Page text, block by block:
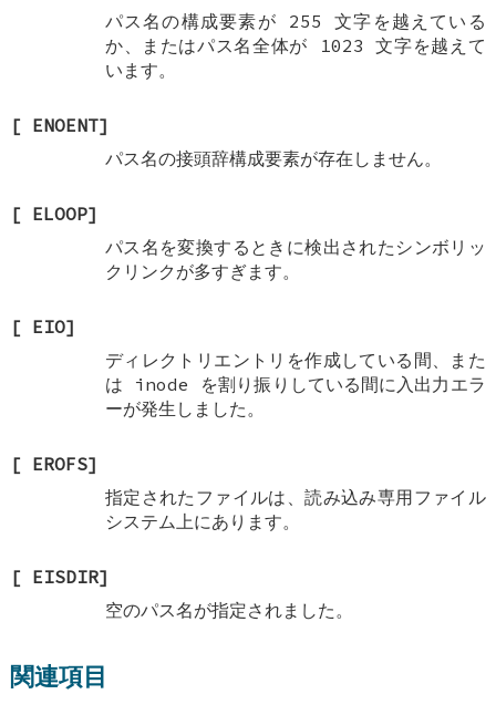
パス名の構成要素が 255 文字を越えている
か、またはパス名全体が 1023 文字を越えて
います。
[ ENOENT]
パス名の接頭辞構成要素が存在しません。
[ ELOOP]
パス名を変換するときに検出されたシンボリッ
クリンクが多すぎます。
[ EIO]
ディレクトリエントリを作成している間、また
は inode を割り振りしている間に入出力エラ
ーが発生しました。
[ EROFS]
指定されたファイルは、読み込み専用ファイル
システム上にあります。
[ EISDIR]
空のパス名が指定されました。
関連項目